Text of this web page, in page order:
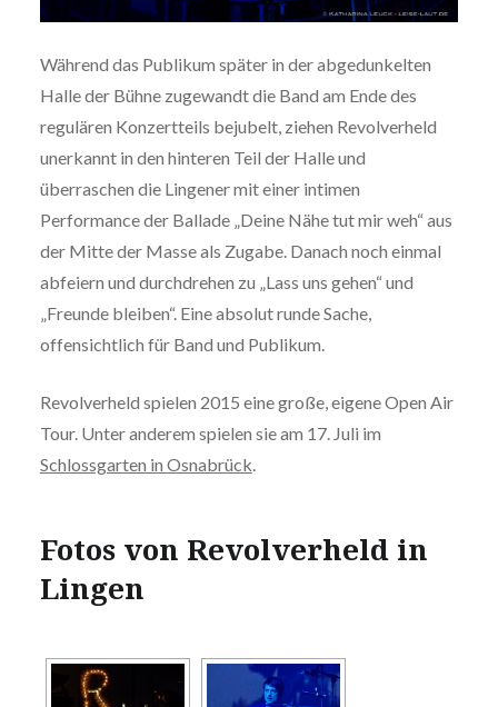
Während das Publikum später in der abgedunkelten
Halle der Bühne zugewandt die Band am Ende des
regulären Konzertteils bejubelt, ziehen Revolverheld
unerkannt in den hinteren Teil der Halle und
überraschen die Lingener mit einer intimen
Performance der Ballade „Deine Nähe tut mir weh“ aus
der Mitte der Masse als Zugabe. Danach noch einmal
abfeiern und durchdrehen zu „Lass uns gehen“ und
„Freunde bleiben“. Eine absolut runde Sache,
offensichtlich für Band und Publikum.
Revolverheld spielen 2015 eine große, eigene Open Air
Tour. Unter anderem spielen sie am 17. Juli im
Schlossgarten in Osnabrück
Fotos von Revolverheld in
Lingen